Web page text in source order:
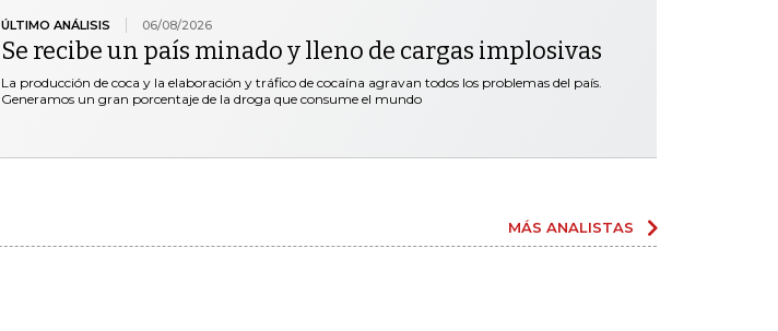
ÚLTIMO ANÁLISIS 06/08/2026
Se recibe un país minado y lleno de cargas implosivas
La producción de coca y la elaboración y tráfico de cocaína agravan todos los problemas del país.
Generamos un gran porcentaje de la droga que consume el mundo
MÁS ANALISTAS